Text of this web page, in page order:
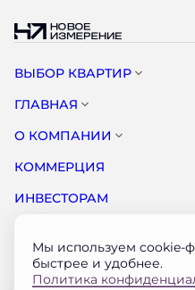
ВЫБОР КВАРТИР
ГЛАВНАЯ
О КОМПАНИИ
КОММЕРЦИЯ
ИНВЕСТОРАМ
КОНТАКТЫ
Мы используем cookie-
быстрее и удобнее.
Политика